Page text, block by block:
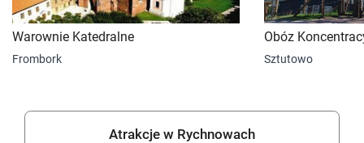
Warownie Katedralne
Frombork
Obóz
Sztutowo
Atrakcje w Rychnowach